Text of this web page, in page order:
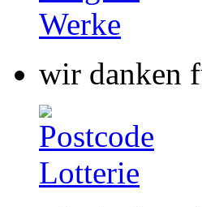
wir danken
Stiftung für
München
Spendenkonto